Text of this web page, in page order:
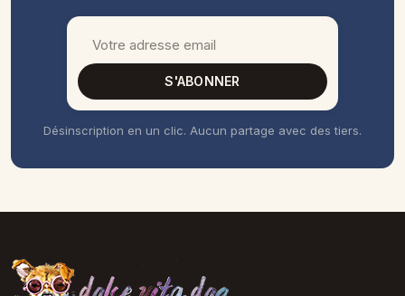
S'ABONNER
Désinscription en un clic. Aucun partage avec des tiers.